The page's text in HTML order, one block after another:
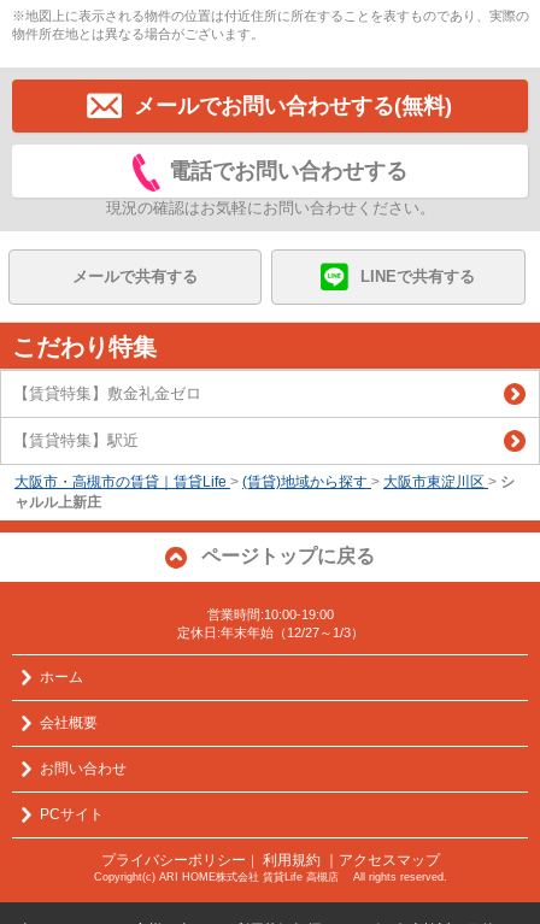
※地図上に表示される物件の位置は付近住所に所在することを表すものであり、実際の
物件所在地とは異なる場合がございます。
メールでお問い合わせする(無料)
電話でお問い合わせする
現況の確認はお気軽にお問い合わせください。
メールで共有する LINEで共有する
こだわり特集
【賃貸特集】敷金礼金ゼロ
【賃貸特集】駅近
大阪市・高槻市の賃貸｜賃貸Life > (賃貸)地域から探す > 大阪市東淀川区 > シ
ャルル上新庄
ページトップに戻る
営業時間:10:00-19:00
定休日:年末年始（12/27～1/3）
ホーム
会社概要
お問い合わせ
PCサイト
プライバシーポリシー 利用規約 ｜アクセスマップ
Copyright(c) ARI HOME株式会社 賃貸Life 高槻店 All rights reserved.